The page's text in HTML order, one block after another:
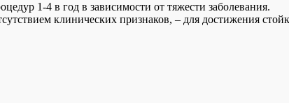
1-4 в год в зависимости от тяжести заболевания.
клинических признаков, – для достижения